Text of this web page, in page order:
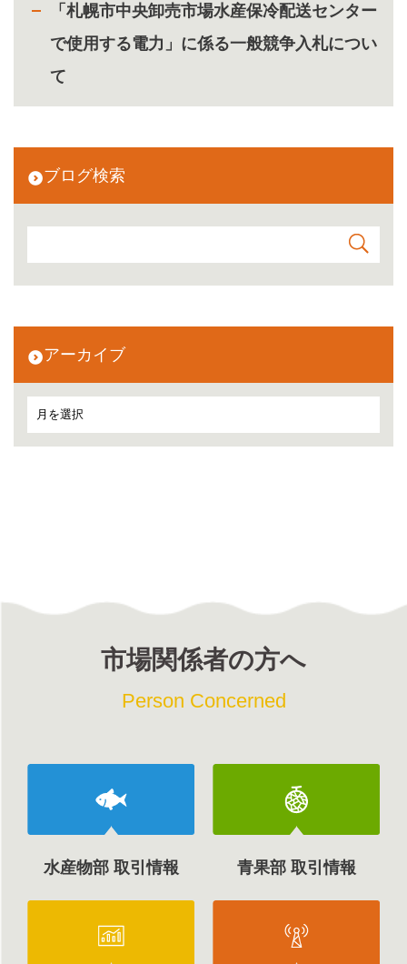
「札幌市中央卸売市場水産保冷配送センター
で使用する電力」に係る一般競争入札につい
て
ブログ検索
アーカイブ
市場関係者の方へ
Person Concerned
水産物部 取引情報 青果部 取引情報